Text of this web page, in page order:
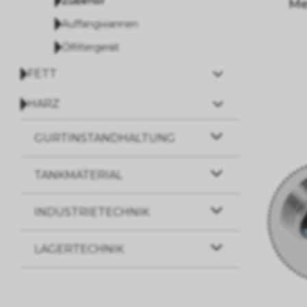
Auffangwannen
Ölfiltergerät
FETT
HARZ
GURTINSTANDHALTUNG
TANKMATERIAL
INDUSTRIETECHNIK
LAGERTECHNIK